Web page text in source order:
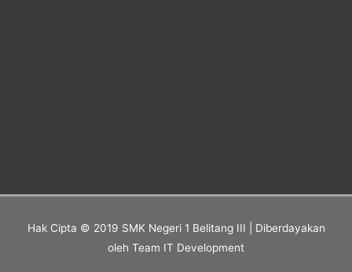
Hak Cipta © 2019 SMK Negeri 1 Belitang III | Diberdayakan
oleh Team IT Development